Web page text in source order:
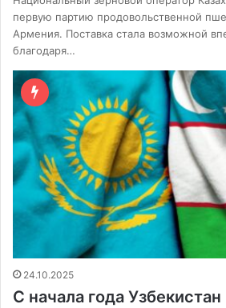
первую партию продовольственной
Армения. Поставка стала возможной
благодаря…
24.10.2025
С начала года